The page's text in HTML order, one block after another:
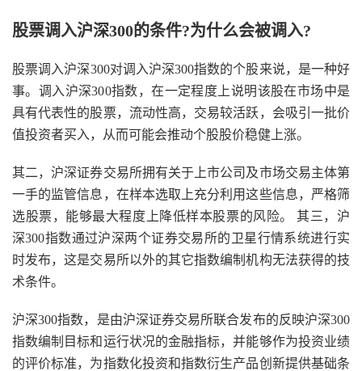
股票调入沪深300的条件?为什么会被调入?
股票调入沪深300对调入沪深300指数的个股来说，是一种好
事。调入沪深300指数，在一定程度上说明该股在市场中是
具有代表性的股票，流动性高，交易较活跃，会吸引一批价
值投资者买入，从而可能会推动个股股价稳健上涨。
其二，沪深证券交易所拥有关于上市公司及市场交易主体第
一手的监管信息，在样本选取上充分利用这些信息，严格筛
选股票，能够最大程度上降低样本股票的风险。 其三，沪
深300指数通过沪深两个证券交易所的卫星行情系统进行实
时发布，这是交易所以外的其它指数编制机构无法获得的技
术条件。
沪深300指数，是由沪深证券交易所联合发布的反映沪深300
指数编制目标和运行状况的金融指标，并能够作为投资业绩
的评价标准，为指数化投资和指数衍生产品创新提供基础条